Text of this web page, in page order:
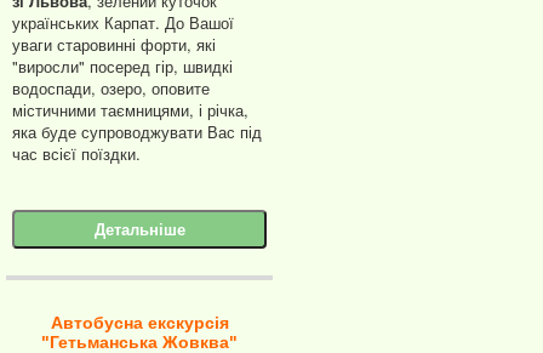
українських Карпат. До Вашої
уваги старовинні форти, які
"виросли" посеред гір, швидкі
водоспади, озеро, оповите
містичними таємницями, і річка,
яка буде супроводжувати Вас під
час всієї поїздки.
Детальніше
Автобусна екскурсія
"Гетьманська Жовква"